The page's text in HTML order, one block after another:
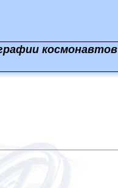
космонавтов